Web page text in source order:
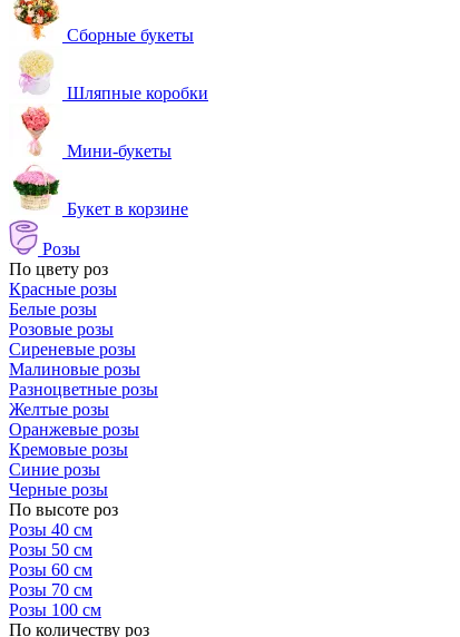
Сборные букеты
Шляпные коробки
Мини-букеты
Букет в корзине
Розы
По цвету роз
Красные розы
Белые розы
Розовые розы
Сиреневые розы
Малиновые розы
Разноцветные розы
Желтые розы
Оранжевые розы
Кремовые розы
Синие розы
Черные розы
По высоте роз
Розы 40 см
Розы 50 см
Розы 60 см
Розы 70 см
Розы 100 см
По количеству роз